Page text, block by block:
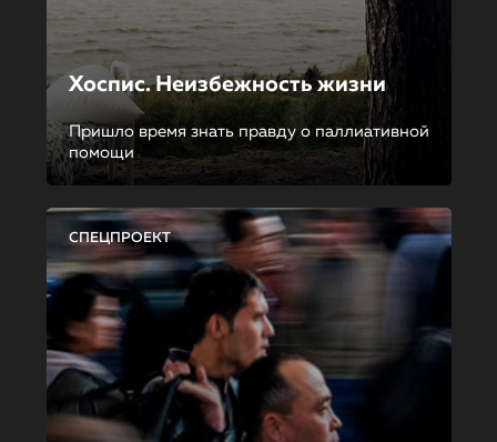
Хоспис. Неизбежность жизни
Пришло время знать правду о паллиативной
помощи
СПЕЦПРОЕКТ